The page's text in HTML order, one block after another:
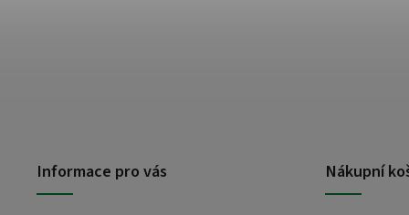
Informace pro vás Nákupní